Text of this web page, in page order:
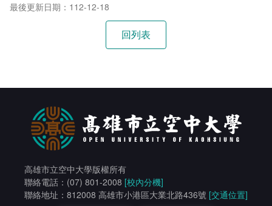
最後更新日期：112-12-18
高雄市立空中大學版權所有
聯絡電話：(07) 801-2008 [校內分機]
聯絡地址：812008 高雄市小港區大業北路436號 [交通位置]